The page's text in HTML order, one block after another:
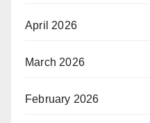
April 2026
March 2026
February 2026